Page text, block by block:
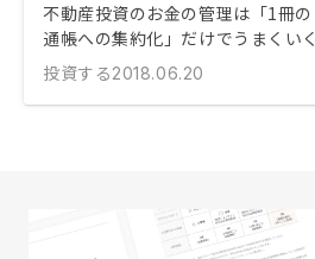
不動産投資のお金の管理は「1冊の
通帳への集約化」だけでうまくいく
投資する2018.06.20